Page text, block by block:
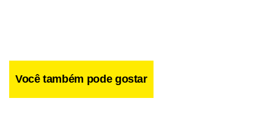
Você também pode gostar